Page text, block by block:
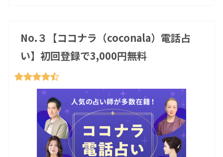
No.３【ココナラ（coconala）電話占
い】初回登録で3,000円無料